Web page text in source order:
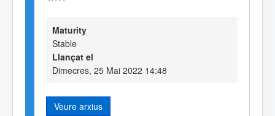
Maturity
Stable
Llançat el
Dimecres, 25 Mai 2022 14:48
Veure arxius